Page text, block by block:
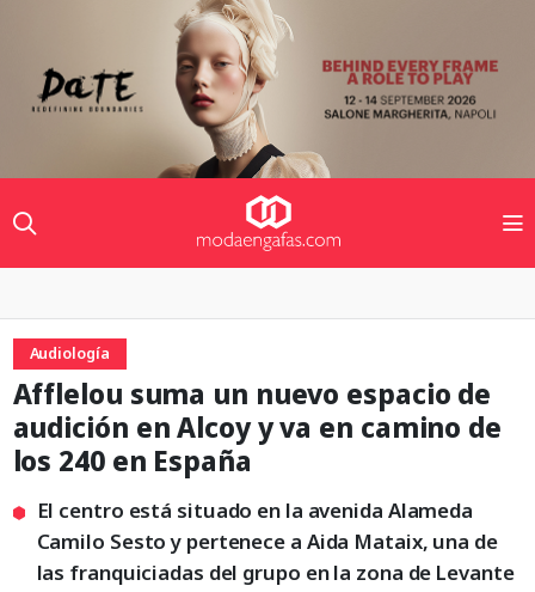
Audiología
Afflelou suma un nuevo espacio de
audición en Alcoy y va en camino de
los 240 en España
El centro está situado en la avenida Alameda
Camilo Sesto y pertenece a Aida Mataix, una de
las franquiciadas del grupo en la zona de Levante